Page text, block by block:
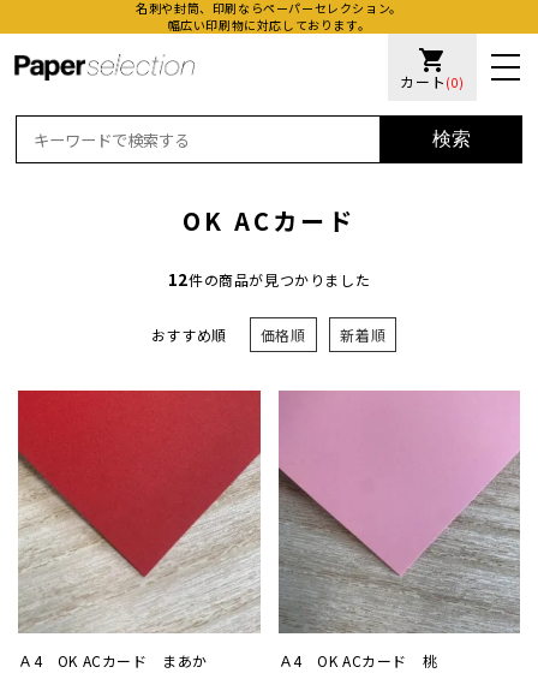
名刺や封筒、印刷ならペーパーセレクション。
幅広い印刷物に対応しております。
shopping_cart
カート (0)
検索
加工
厚盛
厚盛
OK ACカード
12件の商品が見つかりました
おすすめ順 価格順 新着順
Ａ4 OK ACカード まあか
Ａ4 OK ACカード 桃